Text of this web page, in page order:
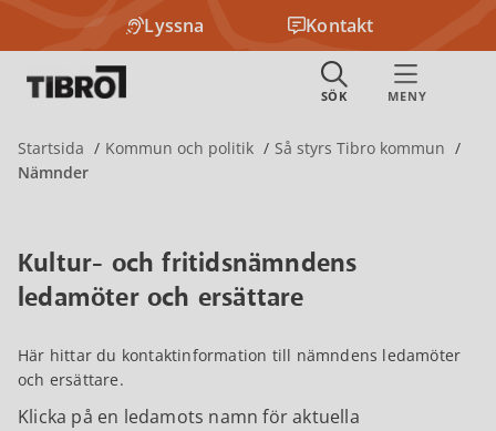
Lyssna Kontakt
Startsida Kommun och politik
Så styrs Tibro kommun
Nämnder
Kultur- och fritidsnämndens
ledamöter och ersättare
Här hittar du kontaktinformation till nämndens ledamöter
och ersättare.
Klicka på en ledamots namn för aktuella